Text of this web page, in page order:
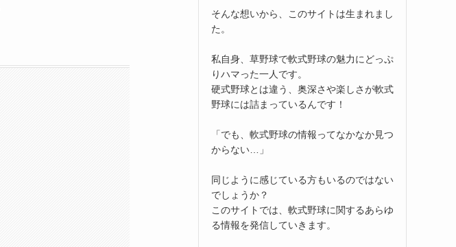
そんな想いから、このサイトは生まれまし
た。
私自身、草野球で軟式野球の魅力にどっぷ
りハマった一人です。
硬式野球とは違う、奥深さや楽しさが軟式
野球には詰まっているんです！
「でも、軟式野球の情報ってなかなか見つ
からない…」
同じように感じている方もいるのではない
でしょうか？
このサイトでは、軟式野球に関するあらゆ
る情報を発信していきます。